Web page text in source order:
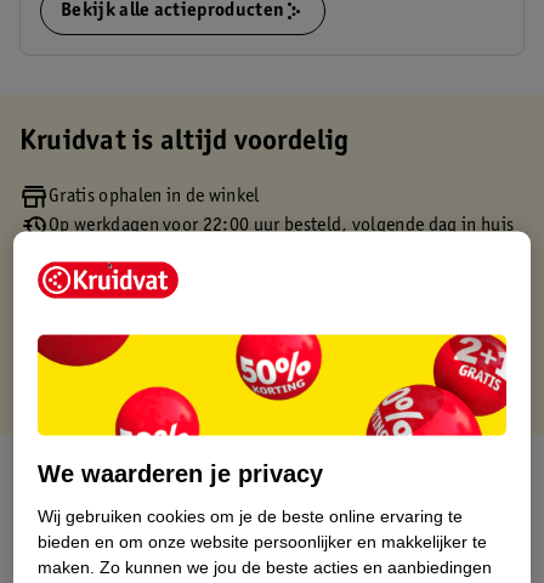
Bekijk alle actieproducten
Kruidvat is altijd voordelig
Gratis ophalen in de winkel
Op werkdagen voor 22:00 uur besteld, volgende dag in huis
Gratis retourneren binnen 30 dagen
Over dit product
Productinformatie
We waarderen je privacy
Wij gebruiken cookies om je de beste online ervaring te
bieden en om onze website persoonlijker en makkelijker te
maken. Zo kunnen we jou de beste acties en aanbiedingen